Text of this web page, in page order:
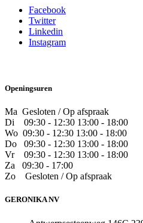
Facebook
Twitter
Linkedin
Instagram
Openingsuren
Ma Gesloten / Op afspraak
Di 09:30 - 12:30 13:00 - 18:00
Wo 09:30 - 12:30 13:00 - 18:00
Do ​09:30 - 12:30 13:00 - 18:00
Vr ​09:30 - 12:30 13:00 - 18:00
Za 09:30 - 17:00
Zo
​Gesloten / Op afspraak
GERONIKA NV